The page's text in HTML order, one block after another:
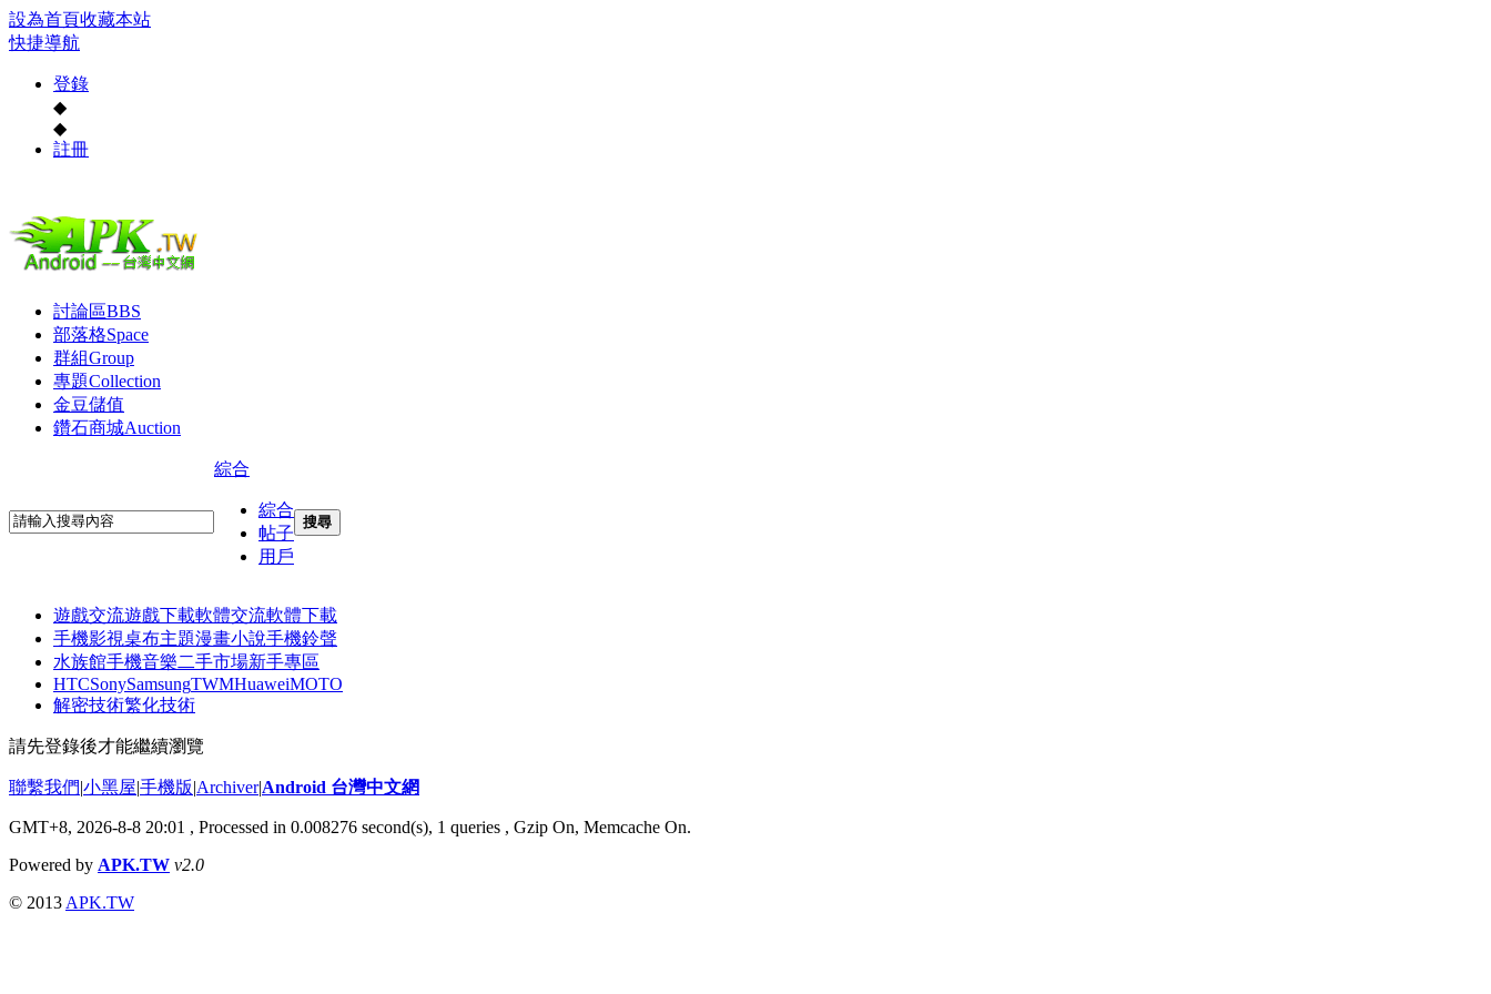
設為首頁收藏本站
快捷導航
登錄
◆
◆
註冊
討論區BBS
部落格Space
群組Group
專題Collection
金豆儲值
鑽石商城Auction
綜合
綜合
帖子
用戶
搜尋
遊戲交流遊戲下載軟體交流軟體下載
手機影視桌布主題漫畫小說手機鈴聲
水族館手機音樂二手市場新手專區
HTCSonySamsungTWMHuaweiMOTO
解密技術繁化技術
請先登錄後才能繼續瀏覽
聯繫我們|小黑屋|手機版|Archiver|Android 台灣中文網
GMT+8, 2026-8-8 20:01 , Processed in 0.008276 second(s), 1 queries , Gzip On, Memcache On.
Powered by APK.TW v2.0
© 2013 APK.TW